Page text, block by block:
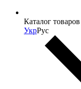
Каталог товаров
УкрРус